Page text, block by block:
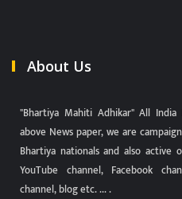
About Us
"Bhartiya Mahiti Adhikar" All
above News paper, we are
Bhartiya nationals and also
YouTube channel, Facebook
channel, blog etc. ... .